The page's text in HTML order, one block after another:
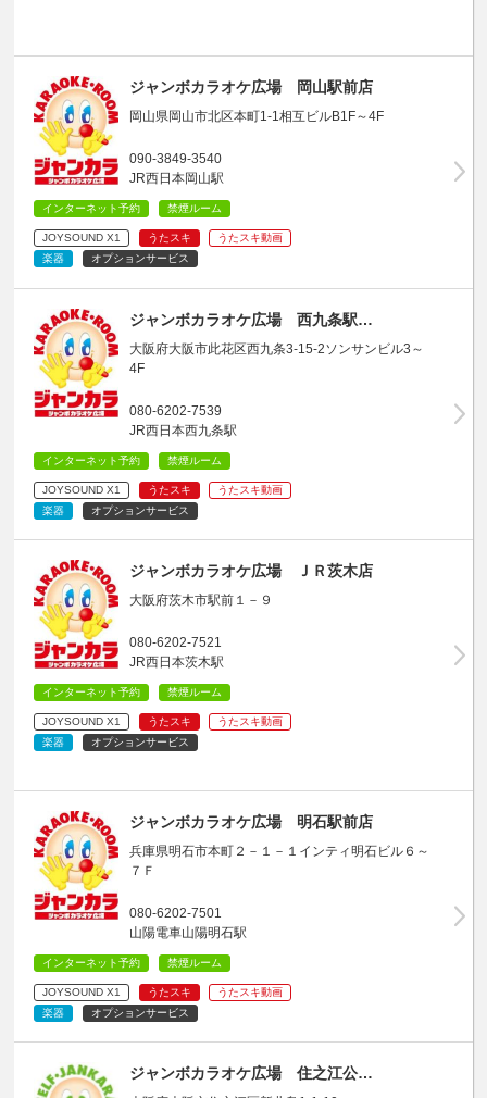
ジャンボカラオケ広場 岡山駅前店
岡山県岡山市北区本町1-1相互ビルB1F～4F
090-3849-3540
JR西日本岡山駅
インターネット予約 禁煙ルーム
JOYSOUND X1 うたスキ
うたスキ動画
楽器
オプションサービス
ジャンボカラオケ広場 西九条駅…
大阪府大阪市此花区西九条3-15-2ソンサンビル3～
4F
080-6202-7539
JR西日本西九条駅
インターネット予約 禁煙ルーム
JOYSOUND X1 うたスキ
うたスキ動画
楽器
オプションサービス
ジャンボカラオケ広場 ＪＲ茨木店
大阪府茨木市駅前１－９
080-6202-7521
JR西日本茨木駅
インターネット予約 禁煙ルーム
JOYSOUND X1 うたスキ
うたスキ動画
楽器
オプションサービス
ジャンボカラオケ広場 明石駅前店
兵庫県明石市本町２－１－１インティ明石ビル６～
７Ｆ
080-6202-7501
山陽電車山陽明石駅
インターネット予約 禁煙ルーム
JOYSOUND X1 うたスキ
うたスキ動画
楽器
オプションサービス
ジャンボカラオケ広場 住之江公…